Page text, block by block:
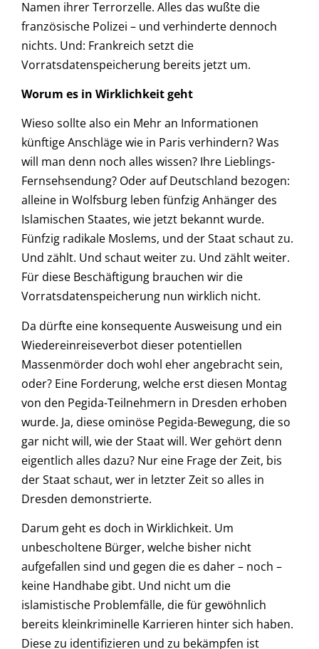
Namen ihrer Terrorzelle. Alles das wußte die
französische Polizei – und verhinderte dennoch
nichts. Und: Frankreich setzt die
Vorratsdatenspeicherung bereits jetzt um.
Worum es in Wirklichkeit geht
Wieso sollte also ein Mehr an Informationen
künftige Anschläge wie in Paris verhindern? Was
will man denn noch alles wissen? Ihre Lieblings-
Fernsehsendung? Oder auf Deutschland bezogen:
alleine in Wolfsburg leben fünfzig Anhänger des
Islamischen Staates, wie jetzt bekannt wurde.
Fünfzig radikale Moslems, und der Staat schaut zu.
Und zählt. Und schaut weiter zu. Und zählt weiter.
Für diese Beschäftigung brauchen wir die
Vorratsdatenspeicherung nun wirklich nicht.
Da dürfte eine konsequente Ausweisung und ein
Wiedereinreiseverbot dieser potentiellen
Massenmörder doch wohl eher angebracht sein,
oder? Eine Forderung, welche erst diesen Montag
von den Pegida-Teilnehmern in Dresden erhoben
wurde. Ja, diese ominöse Pegida-Bewegung, die so
gar nicht will, wie der Staat will. Wer gehört denn
eigentlich alles dazu? Nur eine Frage der Zeit, bis
der Staat schaut, wer in letzter Zeit so alles in
Dresden demonstrierte.
Darum geht es doch in Wirklichkeit. Um
unbescholtene Bürger, welche bisher nicht
aufgefallen sind und gegen die es daher – noch –
keine Handhabe gibt. Und nicht um die
islamistische Problemfälle, die für gewöhnlich
bereits kleinkriminelle Karrieren hinter sich haben.
Diese zu identifizieren und zu bekämpfen ist